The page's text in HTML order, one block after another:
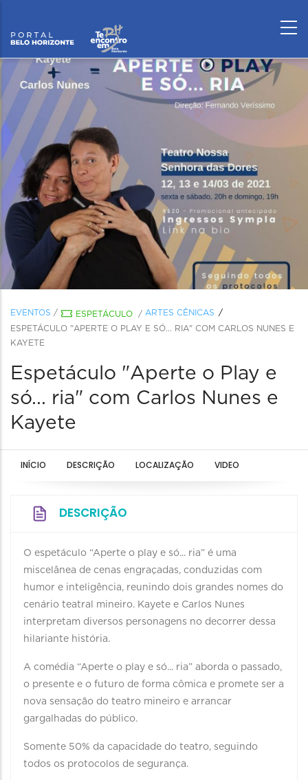
EVENTOS / ESPETÁCULO / ARTES CÊNICAS
ESPETÁCULO "APERTE O PLAY E SÓ... RIA" COM CARLOS NUNES E
KAYETE
Espetáculo "Aperte o Play e
só... ria" com Carlos Nunes e
Kayete
INÍCIO DESCRIÇÃO LOCALIZAÇÃO VIDEO
DESCRIÇÃO
O espetáculo “Aperte o play e só... ria” é uma
miscelânea de cenas engraçadas, conduzidas com
humor e inteligência, reunindo dois grandes nomes do
cenário teatral mineiro. Kayete e Carlos Nunes
interpretam diversos personagens no decorrer dessa
hilariante história.
A comédia “Aperte o play e só... ria” aborda o passado,
o presente e o futuro de forma cômica e promete ser a
nova sensação do teatro mineiro e arrancar
gargalhadas do público.
Somente 50% da capacidade do teatro, seguindo
todos os protocolos de segurança.